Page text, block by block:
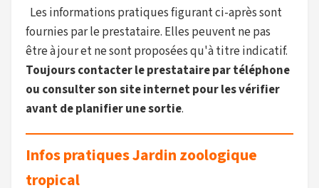
Les informations pratiques figurant ci-après sont
fournies par le prestataire. Elles peuvent ne pas
être à jour et ne sont proposées qu'à titre indicatif.
Toujours contacter le prestataire par téléphone
ou consulter son site internet pour les vérifier
avant de planifier une sortie.
Infos pratiques Jardin zoologique
tropical